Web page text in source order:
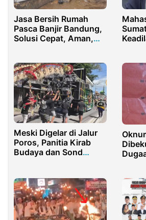
Jasa Bersih Rumah
Pasca Banjir Bandung,
Solusi Cepat, Aman,
Meski Digelar di Jalur
Poros, Panitia Kirab
Budaya dan Sond
Mengantongi Ijin